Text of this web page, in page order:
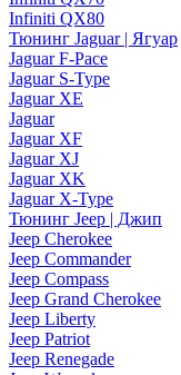
Infiniti QX80
Тюнинг Jaguar | Ягуар
Jaguar F-Pace
Jaguar S-Type
Jaguar XE
Jaguar
Jaguar XF
Jaguar XJ
Jaguar XK
Jaguar X-Type
Тюнинг Jeep | Джип
Jeep Cherokee
Jeep Commander
Jeep Compass
Jeep Grand Cherokee
Jeep Liberty
Jeep Patriot
Jeep Renegade